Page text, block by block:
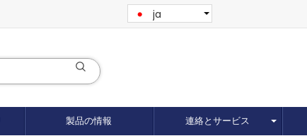
ja
製品の情報 連絡とサービス